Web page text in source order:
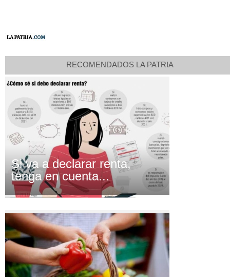
RECOMENDADOS LA PATRIA
Si va a declarar renta,
tenga en cuenta...